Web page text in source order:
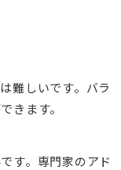
難しいです。バラ
きます。
す。専門家のアド